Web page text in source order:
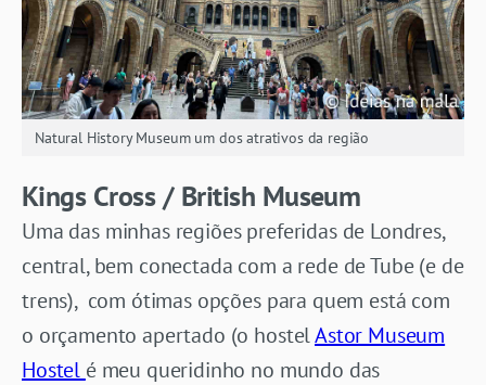
Natural History Museum um dos atrativos da região
Kings Cross / British Museum
Uma das minhas regiões preferidas de Londres,
central, bem conectada com a rede de Tube (e de
trens), com ótimas opções para quem está com
o orçamento apertado (o hostelAstor Museum
Hostel é meu queridinho no mundo das